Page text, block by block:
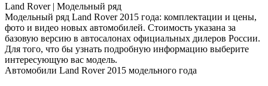
Land Rover | Модельный ряд
Модельный ряд Land Rover 2015 года: комплектации и цены,
фото и видео новых автомобилей. Стоимость указана за
базовую версию в автосалонах официальных дилеров России.
Для того, что бы узнать подробную информацию выберите
интересующую вас модель.
Автомобили Land Rover 2015 модельного года